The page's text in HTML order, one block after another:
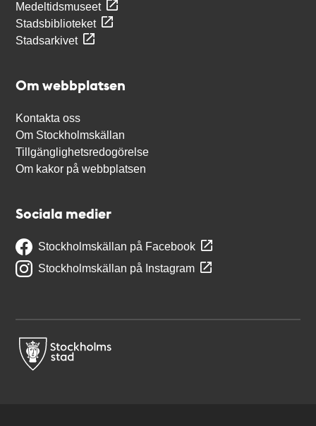
Medeltidsmuseet
Stadsbiblioteket
Stadsarkivet
Om webbplatsen
Kontakta oss
Om Stockholmskällan
Tillgänglighetsredogörelse
Om kakor på webbplatsen
Sociala medier
Stockholmskällan på Facebook
Stockholmskällan på Instagram